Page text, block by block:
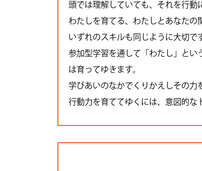
頭では理解していても、それを行動
わたしを育てる、わたしとあなたの
いずれのスキルも同じように大切で
参加型学習を通して「わたし」とい
は育ってゆきます。
学びあいのなかでくりかえしその力
行動力を育ててゆくには、意図的な